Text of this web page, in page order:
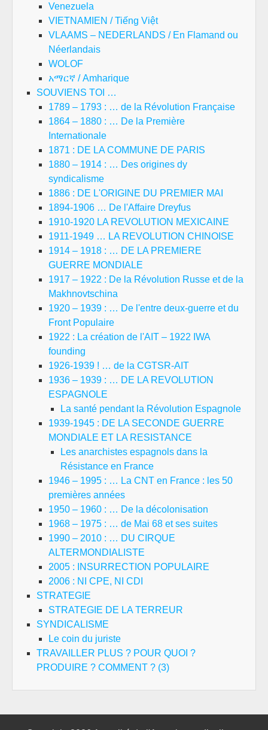
Venezuela
VIETNAMIEN / Tiếng Việt
VLAAMS – NEDERLANDS / En Flamand ou
Néerlandais
WOLOF
አማርኛ / Amharique
SOUVIENS TOI …
1789 – 1793 : … de la Révolution Française
1864 – 1880 : … De la Première
Internationale
1871 : DE LA COMMUNE DE PARIS
1880 – 1914 : … Des origines dy
syndicalisme
1886 : DE L'ORIGINE DU PREMIER MAI
1894-1906 … De l'Affaire Dreyfus
1910-1920 LA REVOLUTION MEXICAINE
1911-1949 … LA REVOLUTION CHINOISE
1914 – 1918 : … DE LA PREMIERE
GUERRE MONDIALE
1917 – 1922 : De la Révolution Russe et de la
Makhnovtschina
1920 – 1939 : … De l'entre deux-guerre et du
Front Populaire
1922 : La création de l'AIT – 1922 IWA
founding
1926-1939 ! … de la CGTSR-AIT
1936 – 1939 : … DE LA REVOLUTION
ESPAGNOLE
La santé pendant la Révolution Espagnole
1939-1945 : DE LA SECONDE GUERRE
MONDIALE ET LA RESISTANCE
Les anarchistes espagnols dans la
Résistance en France
1946 – 1995 : … La CNT en France : les 50
premières années
1950 – 1960 : … De la décolonisation
1968 – 1975 : … de Mai 68 et ses suites
1990 – 2010 : … DU CIRQUE
ALTERMONDIALISTE
2005 : INSURRECTION POPULAIRE
2006 : NI CPE, NI CDI
STRATEGIE
STRATEGIE DE LA TERREUR
SYNDICALISME
Le coin du juriste
TRAVAILLER PLUS ? POUR QUOI ?
PRODUIRE ? COMMENT ? (3)